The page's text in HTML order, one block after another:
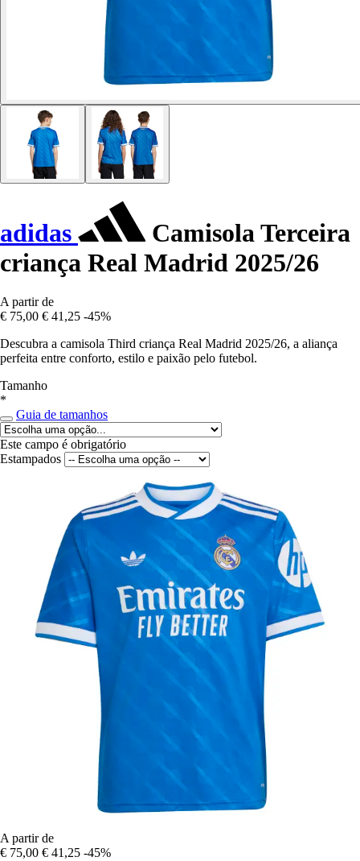
adidas
Camisola Terceira
criança Real Madrid 2025/26
A partir de
€ 75,00 € 41,25 -45%
Descubra a camisola Third criança Real Madrid 2025/26, a aliança
perfeita entre conforto, estilo e paixão pelo futebol.
Tamanho
*
Guia de tamanhos
Este campo é obrigatório
Estampados
A partir de
€ 75,00 € 41,25 -45%